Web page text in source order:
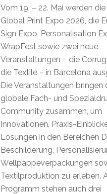
Vom 19. – 22. Mai werden die
Global Print Expo 2026, die
Sign Expo, Personalisation
WrapFest sowie zwei neue
Veranstaltungen – die
die Textile – in Barcelona
Die Veranstaltungen bringen
globale Fach- und
Community zusammen, um
Innovationen, Praxis-
Lösungen in den Bereichen
Beschilderung,
Wellpappeverpackungen
Textilproduktion zu erleben.
Programm stehen auch drei